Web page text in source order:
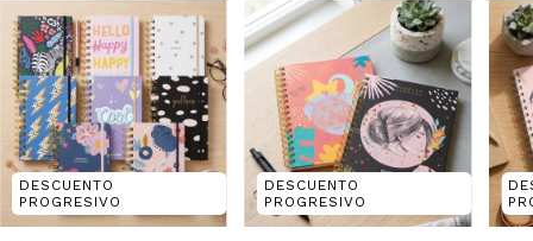
DESCUENTO
PROGRESIVO
DESCUENTO
PROGRESIVO